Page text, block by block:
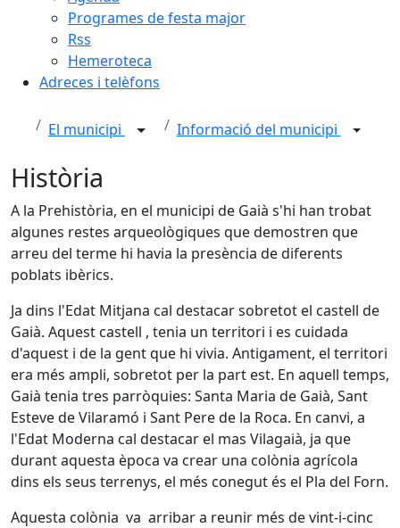
Programes de festa major
Rss
Hemeroteca
Adreces i telèfons
El municipi Informació del municipi
Història
A la Prehistòria, en el municipi de Gaià s'hi han trobat
algunes restes arqueològiques que demostren que
arreu del terme hi havia la presència de diferents
poblats ibèrics.
Ja dins l'Edat Mitjana cal destacar sobretot el castell de
Gaià. Aquest castell , tenia un territori i es cuidada
d'aquest i de la gent que hi vivia. Antigament, el territori
era més ampli, sobretot per la part est. En aquell temps,
Gaià tenia tres parròquies: Santa Maria de Gaià, Sant
Esteve de Vilaramó i Sant Pere de la Roca. En canvi, a
l'Edat Moderna cal destacar el mas Vilagaià, ja que
durant aquesta època va crear una colònia agrícola
dins els seus terrenys, el més conegut és el Pla del Forn.
Aquesta colònia va arribar a reunir més de vint-i-cinc